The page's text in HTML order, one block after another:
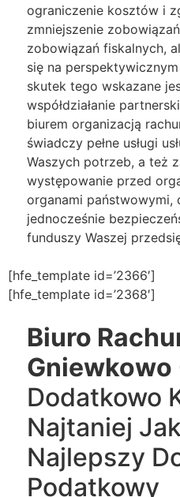
ograniczenie kosztów i
zmniejszenie
zobowiązań fiskalnych,
się na
skutek tego wskazane
współdziałanie
biurem organizacją
świadczy pełne usługi
Waszych potrzeb, a też
występowanie przed
organami
jednocześnie
funduszy Waszej
[hfe_template id=’2366′]
[hfe_template id=’2368′]
Biuro
Gniewkowo
Dodatkowo
Najtaniej
Najlepszy
Podatkowy